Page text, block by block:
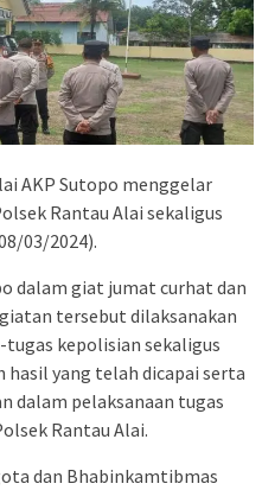
AKP Sutopo menggelar
Rantau Alai sekaligus
03/2024).
dalam giat jumat curhat dan
tersebut dilaksanakan
kepolisian sekaligus
hasil yang telah dicapai serta
dalam pelaksanaan tugas
Rantau Alai.
dan Bhabinkamtibmas